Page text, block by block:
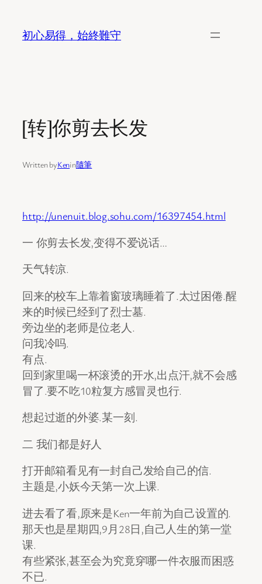
content
初心易得，始終難守
[转]你剪去长发
Written byKenin隨筆
http://unenuit.blog.sohu.com/16397454.html
一 你剪去长发,变得不爱说话…
天气转凉.
回来的校车上靠着窗玻璃睡着了.太过困倦.醒
来的时候已经到了烈士墓.
旁边坐的老师是位老人.
问我冷吗.
有点.
回到家里喝一杯滚烫的开水,出点汗,就不会感
冒了.要不吃10粒复方感冒灵也行.
想起过逝的外婆.某一刻.
二 我们都是好人
打开邮箱看见有一封自己发给自己的信.
主题是,小妖今天第一次上课.
进去看了看,原来是Ken一年前为自己设置的.
那天也是星期四,9月28日,自己人生的第一堂
课.
有些紧张,甚至会为究竟穿哪一件衣服而困惑
不已.